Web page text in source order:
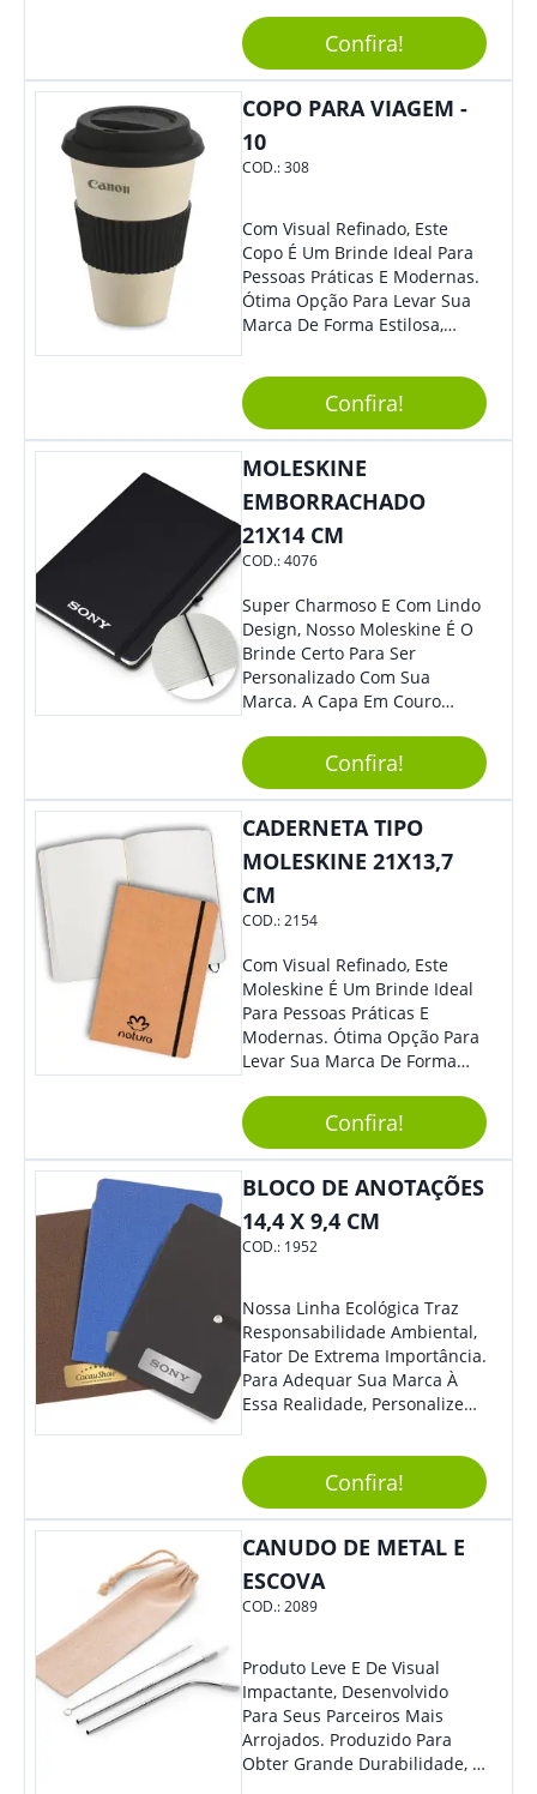
Na Bolsa Ou Na Mochila.
Compatível Com Diversos
Aparelhos, O Brinde É Super
Eficiente E Ágil, Ideal Para
Quem Busca Praticidade No
Dia A Dia. Personalize-O Com
Sua Marca E Tenha Ainda
Mais Destaque Em Eventos E
Confira!
COPO PARA VIAGEM -
10
COD.:308
Com Visual Refinado, Este
Copo É Um Brinde Ideal Para
Pessoas Práticas E Modernas.
Ótima Opção Para Levar Sua
Marca De Forma Estilosa,
Empresa Em Eventos,
Reuniões Corporativas Ou Até
Mesmo Para Presentear
Colaboradores.
Confira!
MOLESKINE
EMBORRACHADO
21X14 CM
COD.:4076
Super Charmoso E Com Lindo
Design, Nosso Moleskine É O
Brinde Certo Para Ser
Personalizado Com Sua
Marca. A Capa Em Couro
Elástico Permite Maior
Segurança Ao Carregá-Lo.
Ofereça A Seus Clientes E
Colaboradores, Sem Dúvidas
Confira!
CADERNETA TIPO
MOLESKINE 21X13,7
CM
COD.:2154
Com Visual Refinado, Este
Moleskine É Um Brinde Ideal
Para Pessoas Práticas E
Modernas. Ótima Opção Para
Levar Sua Marca De Forma
Sua Empresa Em Eventos,
Reuniões Corporativas Ou Até
Mesmo Para Presentear
Colaboradores E Parceiros De
Confira!
BLOCO DE ANOTAÇÕES
14,4 X 9,4 CM
COD.: 1952
Nossa Linha Ecológica Traz
Responsabilidade Ambiental,
Fator De Extrema Importância.
Para Adequar Sua Marca À
Essa Realidade, Personalize
Anotações Com Post-It E
Caneta. Elaborado A Partir De
Material Reciclado, O Brinde
Também É Prático, Tornando-
Se Assim Excelente Para Uso
Cotidiano. Perfeito, Não É?!
Confira!
CANUDO DE METAL E
ESCOVA
COD.:2089
Produto Leve E De Visual
Impactante, Desenvolvido
Para Seus Parceiros Mais
Arrojados. Produzido Para
Obter Grande Durabilidade, É